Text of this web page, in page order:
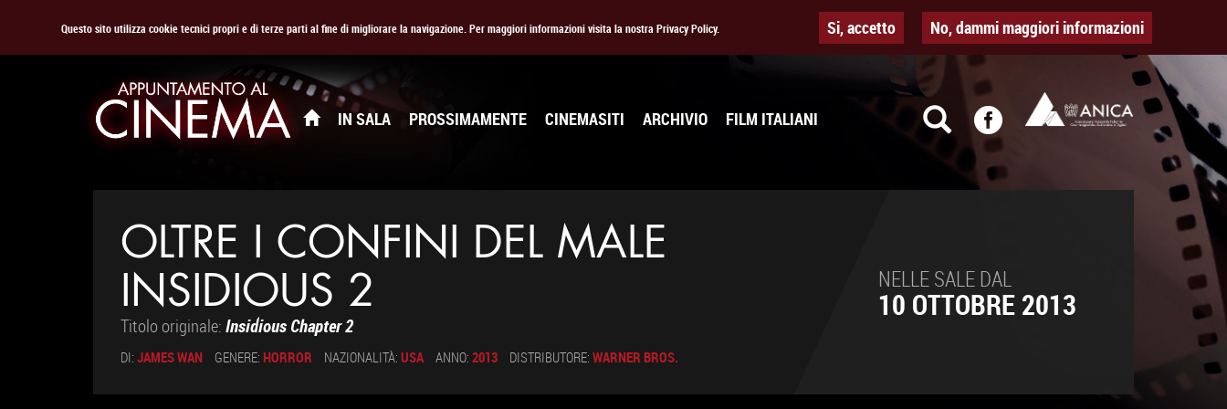
Questo sito utilizza cookie tecnici propri e di terze parti al fine di migliorare la navigazione. Per maggiori informazioni visita la nostra Privacy Policy. Si, accetto No, dammi maggiori informazioni
IN SALA PROSSIMAMENTE CINEMASITI ARCHIVIO FILM ITALIANI
OLTRE I CONFINI DEL MALE
INSIDIOUS 2
Titolo originale: Insidious Chapter 2
DI: JAMES WAN GENERE: HORROR NAZIONALITÀ: USA ANNO: 2013 DISTRIBUTORE: WARNER BROS.
NELLE SALE DAL
10 OTTOBRE 2013